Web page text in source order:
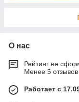
О нас
Рейтинг не
Менее 5
Работает с